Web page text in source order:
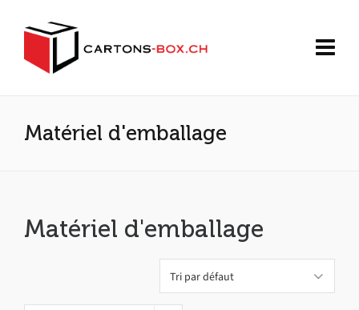
Matériel d'emballage
Matériel d'emballage